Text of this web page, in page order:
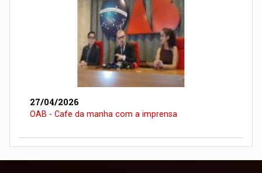
27/04/2026
OAB - Cafe da manha com a imprensa